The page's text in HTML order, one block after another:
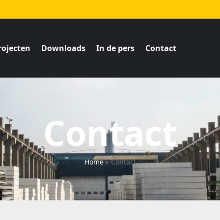
Downloads In de pers Contact
Contact
Home»Contact